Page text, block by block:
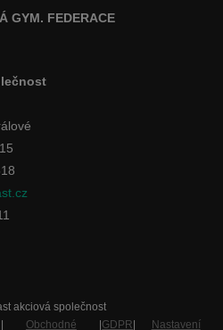
GYM. FEDERACE
akciová společnost
Obchodné GDPR Nastavení